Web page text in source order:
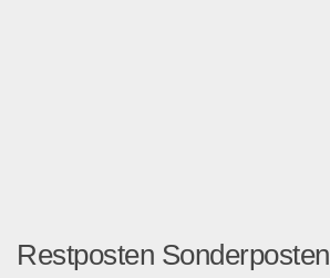
Restposten Sonderposten